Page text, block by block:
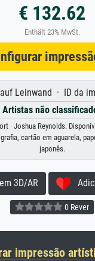
€ 132.62
Enthält 23% MwSt.
Leinwand · ID da
Artistas não
· Joshua Reynolds.
cartão em aguarela,
japonês.
3D/AR
0 Rever
impressão